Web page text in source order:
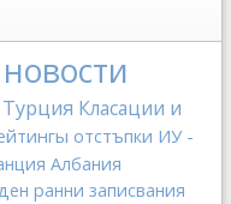
новости
Турция Класации и
отстъпки ИУ -
Албания
ранни записвания